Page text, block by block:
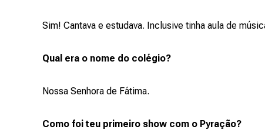
Sim! Cantava e estudava. Inclusive tinha aula de
Qual era o nome do colégio?
Nossa Senhora de Fátima.
Como foi teu primeiro show com o Pyração?